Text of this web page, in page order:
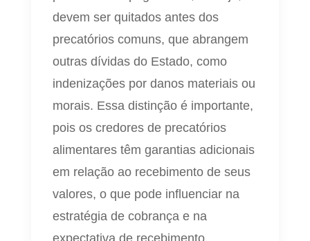
devem ser quitados antes dos
precatórios comuns, que abrangem
outras dívidas do Estado, como
indenizações por danos materiais ou
morais. Essa distinção é importante,
pois os credores de precatórios
alimentares têm garantias adicionais
em relação ao recebimento de seus
valores, o que pode influenciar na
estratégia de cobrança e na